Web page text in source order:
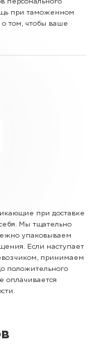
персонального
при таможенном
том, чтобы ваше
при доставке
Мы тщательно
упаковываем
Если наступает
принимаем
положительного
оплачивается